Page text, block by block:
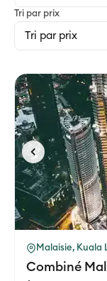
Tri par prix
Malaisie, Kuala
Combiné